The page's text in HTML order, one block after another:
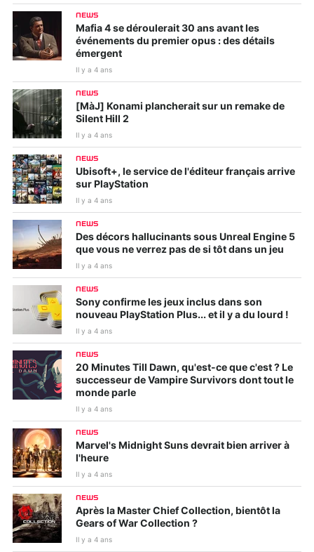
NEWS
Mafia 4 se déroulerait 30 ans avant les
événements du premier opus : des détails
émergent
Il y a 4 ans
NEWS
[MàJ] Konami plancherait sur un remake de
Silent Hill 2
Il y a 4 ans
NEWS
Ubisoft+, le service de l'éditeur français arrive
sur PlayStation
Il y a 4 ans
NEWS
Des décors hallucinants sous Unreal Engine 5
que vous ne verrez pas de si tôt dans un jeu
Il y a 4 ans
NEWS
Sony confirme les jeux inclus dans son
nouveau PlayStation Plus... et il y a du lourd !
Il y a 4 ans
NEWS
20 Minutes Till Dawn, qu'est-ce que c'est ? Le
successeur de Vampire Survivors dont tout le
monde parle
Il y a 4 ans
NEWS
Marvel's Midnight Suns devrait bien arriver à
l'heure
Il y a 4 ans
NEWS
Après la Master Chief Collection, bientôt la
Gears of War Collection ?
Il y a 4 ans